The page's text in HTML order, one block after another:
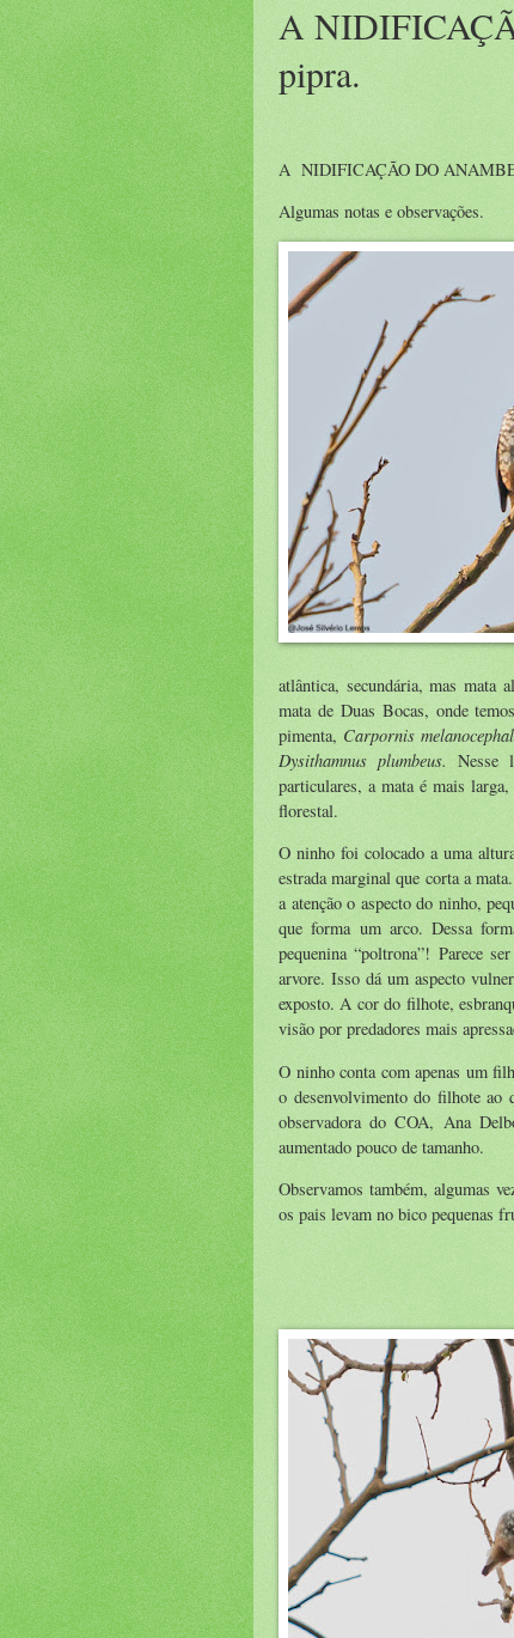
A
pipra.
A NIDIFICAÇÃO DO
Algumas notas e observações.
atlântica, secundária, mas mata
mata de Duas Bocas, onde
pimenta, Carpornis
Dysithamnus plumbeus. Nesse
particulares, a mata é mais
florestal.
O ninho foi colocado a uma
estrada marginal que corta a
a atenção o aspecto do ninho,
que forma um arco. Dessa
pequenina “poltrona”! Parece
arvore. Isso dá um aspecto
exposto. A cor do filhote,
visão por predadores mais
O ninho conta com apenas um
o desenvolvimento do filhote ao
observadora do COA, Ana
aumentado pouco de tamanho.
Observamos também, algumas
os pais levam no bico pequenas